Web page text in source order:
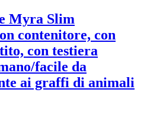
Myra Slim
contenitore, con
con testiera
facile da
ai graffi di animali